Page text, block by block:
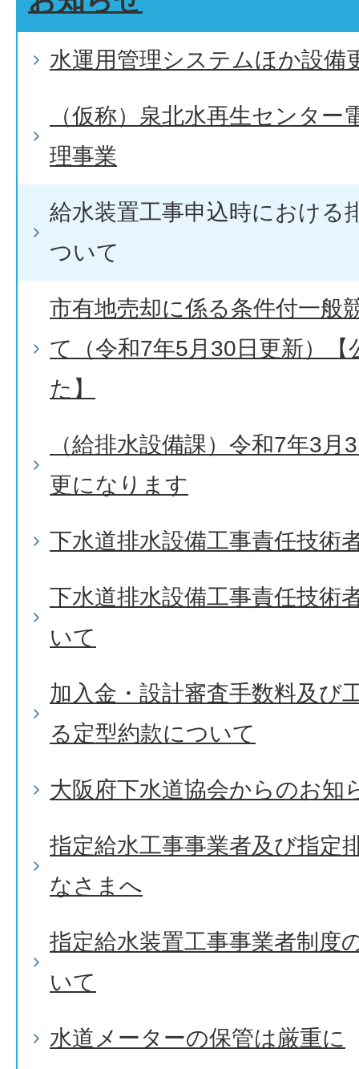
水運用管理システムほか設備
（仮称）泉北水再生センター
理事業
給水装置工事申込時における
ついて
市有地売却に係る条件付一般
て（令和7年5月30日更新）【
た】
（給排水設備課）令和7年3
更になります
下水道排水設備工事責任技術
下水道排水設備工事責任技術
いて
加入金・設計審査手数料及び
る定型約款について
大阪府下水道協会からのお知
指定給水工事事業者及び指定
なさまへ
指定給水装置工事事業者制度
いて
水道メーターの保管は厳重に